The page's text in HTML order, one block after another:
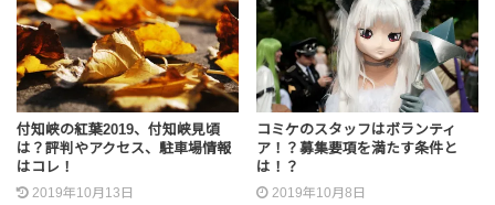
付知峡の紅葉2019、付知峡見頃
は？評判やアクセス、駐車場情報
はコレ！
2019年10月13日
コミケのスタッフはボランティ
ア！？募集要項を満たす条件と
は！？
2019年10月8日